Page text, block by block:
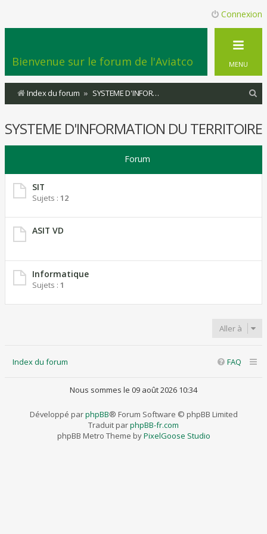
Connexion
Bienvenue sur le forum de l'Aviatco MENU
Index du forum SYSTEME D'INFORMATION DU TERRITOIRE
c
r
SYSTEME D'INFORMATION DU TERRITOIRE
Forum
SIT
Sujets : 12
ASIT VD
Informatique
Sujets : 1
Aller à
Index du forum FAQ
Nous sommes le 09 août 2026 10:34
Développé parphpBB® Forum Software © phpBB Limited
Traduit parphpBB-fr.com
phpBB Metro Theme byPixelGoose Studio